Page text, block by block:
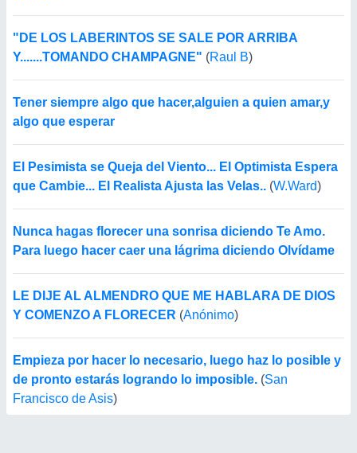
"DE LOS LABERINTOS SE SALE POR ARRIBA
Y.......TOMANDO CHAMPAGNE" (Raul B)
Tener siempre algo que hacer,alguien a quien amar,y
algo que esperar
El Pesimista se Queja del Viento... El Optimista Espera
que Cambie... El Realista Ajusta las Velas.. (W.Ward)
Nunca hagas florecer una sonrisa diciendo Te Amo.
Para luego hacer caer una lágrima diciendo Olvídame
LE DIJE AL ALMENDRO QUE ME HABLARA DE DIOS
Y COMENZO A FLORECER (Anónimo)
Empieza por hacer lo necesario, luego haz lo posible y
de pronto estarás logrando lo imposible. (San
Francisco de Asis)